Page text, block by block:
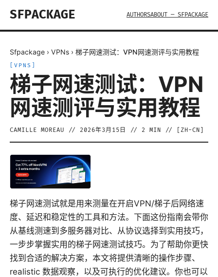
SFPACKAGE AUTHORSABOUT — SFPACKAGE
Sfpackage › VPNs › 梯子网速测试：VPN网速测评与实用教程
VPNS
梯子网速测试：VPN
网速测评与实用教程
CAMILLE MOREAU // 2026年3月15日 // 2 MIN // [ ZH-CN
梯子网速测试就是用来测量在开启VPN/梯子后网络速
度、延迟和稳定性的工具和方法。下面这份指南会带你
从基线测速到多服务器对比、从协议选择到实用技巧，
一步步掌握实用的梯子网速测试技巧。为了帮助你更快
找到合适的解决方案，本文将提供清晰的操作步骤、
realistic 数据观察，以及可执行的优化建议。你也可以